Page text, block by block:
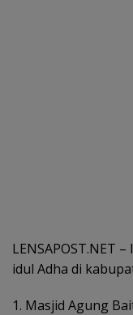
LENSAPOST.NET
idul Adha di
1. Masjid Agung